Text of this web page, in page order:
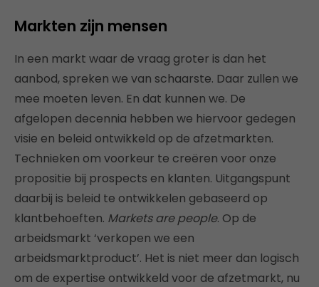
Markten zijn mensen
In een markt waar de vraag groter is dan het
aanbod, spreken we van schaarste. Daar zullen we
mee moeten leven. En dat kunnen we. De
afgelopen decennia hebben we hiervoor gedegen
visie en beleid ontwikkeld op de afzetmarkten.
Technieken om voorkeur te creëren voor onze
propositie bij prospects en klanten. Uitgangspunt
daarbij is beleid te ontwikkelen gebaseerd op
klantbehoeften. Markets are people. Op de
arbeidsmarkt ‘verkopen we een
arbeidsmarktproduct’. Het is niet meer dan logisch
om de expertise ontwikkeld voor de afzetmarkt, nu